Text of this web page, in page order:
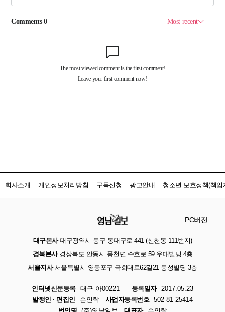
회사소개 개인정보처리방침 구독신청 광고안내 청소년 보호정책(책임
PC버전
대구본사대구광역시 동구 동대구로 441 (신천동 111번지)
경북본사경상북도 안동시 풍천면 수호로 59 우대빌딩 4층
서울지사서울특별시 영등포구 국회대로62길21 동성빌딩 3층
인터넷신문등록 대구 아00221 등록일자
2017.05.23
발행인 · 편집인
손인락 사업자등록번호 502-81-25414